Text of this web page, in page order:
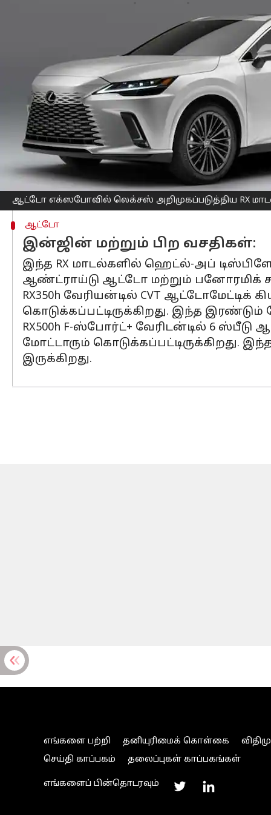
ஆட்டோ எக்ஸபோவில் லெக்சஸ் அறிமுகப்படுத்திய RX
புதிய RX ஹைபிரிட்எஸ்யூவியை
எக்ஸ்போவில் தான் இந்த RX மாடலை
இந்த RX ஹைபிரிட்டில் இரண்டு
RX350h சொகுசு வேரியன்ட்
வெளியிட்டிருக்கிறது.
RX350h சொகுசு வேரியன்டை
ஸ்போர்ட்+ வேரியன்டை ரூ.1.18 கோடி
இந்தியாவில் மெர்சிடீஸ் பென்ஸ் GLE,
ஆட்டோ
இன்ஜின் மற்றும் பிற வசதிகள்:
இந்த RX மாடல்களில் ஹெட்ல்-அப்
ஆண்ட்ராய்டு ஆட்டோ மற்றும் பனோரமிக்
RX350h வேரியன்டில் CVT
கொடுக்கப்பட்டிருக்கிறது. இந்த இரண்டும்
RX500h F-ஸ்போர்ட்+ வேரிடன்டில் 6
மோட்டாரும் கொடுக்கப்பட்டிருக்கிறது.
இருக்கிறது.
எங்களை பற்றி தனியுரிமைக் கொள்கை
செய்தி காப்பகம்
தலைப்புகள் காப்பகங்கள்
எங்களைப் பின்தொடரவும்